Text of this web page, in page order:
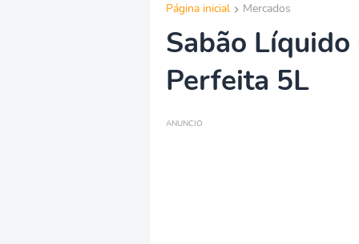
Página inicial Mercados
Sabão
Perfeita 5L
ANUNCIO